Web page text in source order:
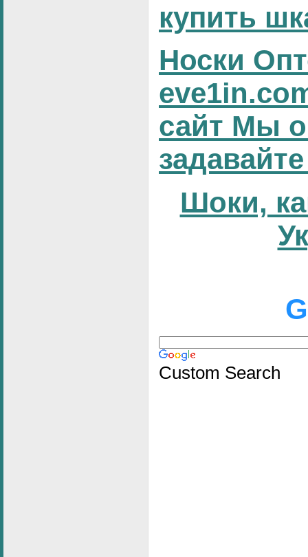
купить
Носки
сайт Мы
Шоки,
G
Custom Search